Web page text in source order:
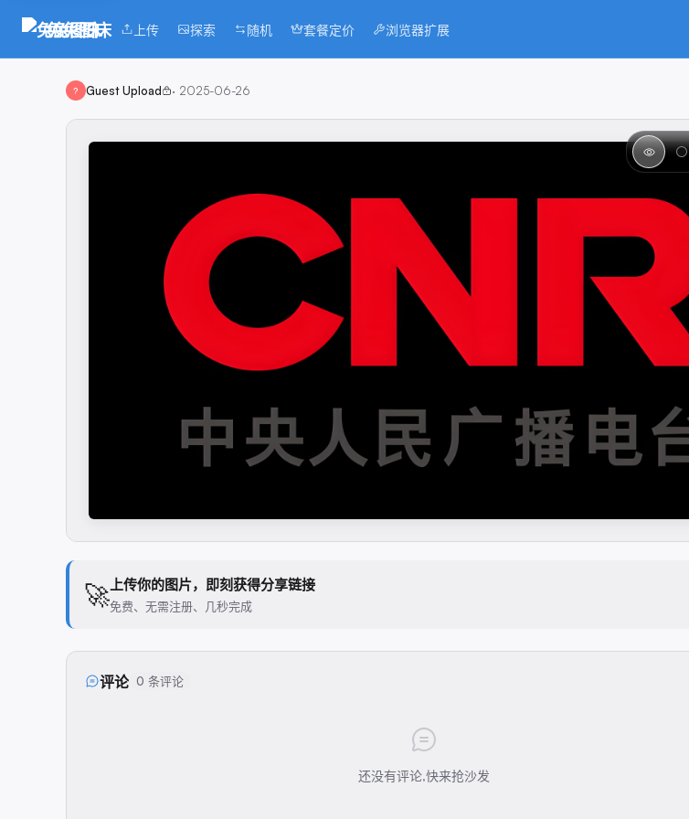
兔兔图床 上传 探索 随机 套餐定价 浏览器扩展
? Guest Upload · 2025-06-26
🚀上传你的图片，即刻获得分享链接
免费、无需注册、几秒完成
评论 0 条评论
还没有评论,快来抢沙发